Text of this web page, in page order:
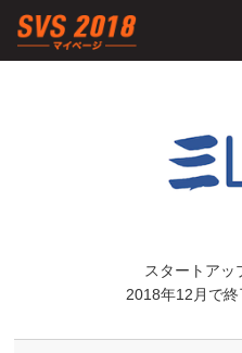
スタートアッ
2018年12月で終